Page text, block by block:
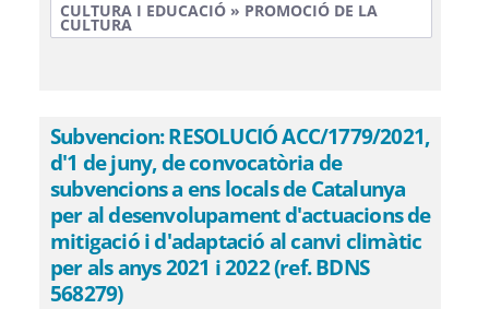
CULTURA I EDUCACIÓ » PROMOCIÓ DE LA
CULTURA
Subvencion: RESOLUCIÓ ACC/1779/2021,
d'1 de juny, de convocatòria de
subvencions a ens locals de Catalunya
per al desenvolupament d'actuacions de
mitigació i d'adaptació al canvi climàtic
per als anys 2021 i 2022 (ref. BDNS
568279)